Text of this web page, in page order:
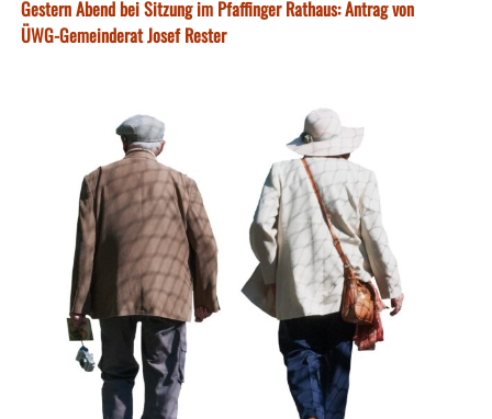
Gestern Abend bei Sitzung im Pfaffinger Rathaus: Antrag von
ÜWG-Gemeinderat Josef Rester